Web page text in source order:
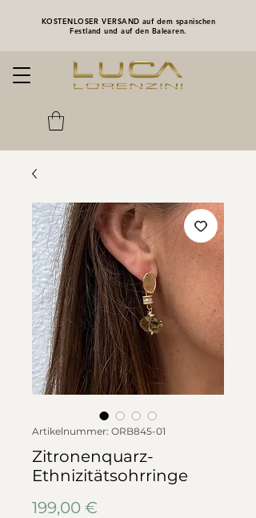
KOSTENLOSER VERSAND auf dem spanischen
Festland und auf den Balearen.
Artikelnummer: ORB845-01
Zitronenquarz-
Ethnizitätsohrringe
199,00 €